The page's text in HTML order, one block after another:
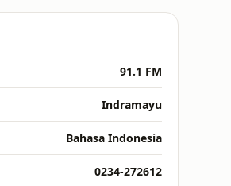
91.1 FM
Indramayu
Bahasa Indonesia
0234-272612